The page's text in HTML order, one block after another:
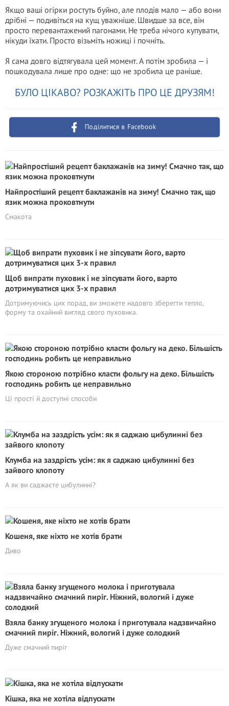
Якщо ваші огірки ростуть буйно, але плодів мало — або вони
дрібні — подивіться на кущ уважніше. Швидше за все, він
просто перевантажений пагонами. Не треба нічого купувати,
нікуди їхати. Просто візьміть ножиці і почніть.
Я сама довго відтягувала цей момент. А потім зробила — і
пошкодувала лише про одне: що не зробила це раніше.
БУЛО ЦІКАВО? РОЗКАЖІТЬ ПРО ЦЕ ДРУЗЯМ!
Поділитися в Facebook
Найпростіший рецепт баклажанів на зиму! Смачно так, що
язик можна проковтнути
Смакота
Щоб випрати пуховик і не зіпсувати його, варто
дотримуватися цих 3-х правил
Дотримуючись цих порад, ви зможете надовго зберегти тепло,
форму та охайний вигляд свого пуховика.
Якою стороною потрібно класти фольгу на деко. Більшість
господинь робить це неправильно
Ці прості й доступні способи
Клумба на заздрість усім: як я саджаю цибулинні без
зайвого клопоту
А як ви саджаєте цибулинні?
Кошеня, яке ніхто не хотів брати
Диво
Взяла банку згущеного молока і приготувала надзвичайно
смачний пиріг. Ніжний, вологий і дуже солодкий
Дуже смачний пирiг
Кішка, яка не хотіла відпускати